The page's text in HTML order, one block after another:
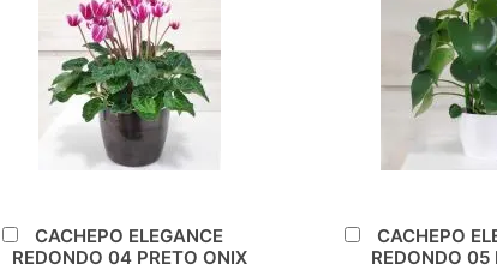
Adicionar
ao
CACHEPO ELEGANCE
REDONDO 04 PRETO ONIX
Adicionar
ao
CACHEPO
REDONDO 05